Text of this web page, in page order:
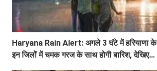
Haryana Rain Alert: अगले 3 घंटे में हरियाणा के
इन जिलों में चमक गरज के साथ होगी बारिश, देखिए